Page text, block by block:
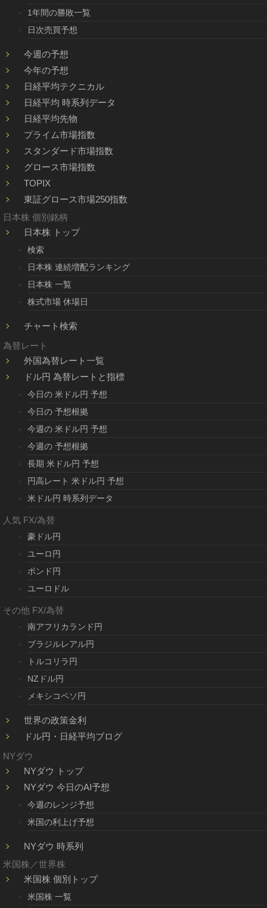
1年間の勝敗一覧
日次売買予想
今週の予想
今年の予想
日経平均テクニカル
日経平均 時系列データ
日経平均先物
プライム市場指数
スタンダード市場指数
グロース市場指数
TOPIX
東証グロース市場250指数
日本株 個別銘柄
日本株 トップ
検索
日本株 連続増配ランキング
日本株 一覧
株式市場 休場日
チャート検索
為替レート
外国為替レート一覧
ドル円 為替レートと指標
今日の 米ドル円 予想
今日の 予想根拠
今週の 米ドル円 予想
今週の 予想根拠
長期 米ドル円 予想
円高レート 米ドル円 予想
米ドル円 時系列データ
人気 FX/為替
豪ドル円
ユーロ円
ポンド円
ユーロドル
その他 FX/為替
南アフリカランド円
ブラジルレアル円
トルコリラ円
NZドル円
メキシコペソ円
世界の政策金利
ドル円・日経平均ブログ
NYダウ
NYダウ トップ
NYダウ 今日のAI予想
今週のレンジ予想
米国の利上げ予想
NYダウ 時系列
米国株／世界株
米国株 個別トップ
米国株 一覧